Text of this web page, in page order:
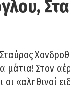
μάτια! Στον
«αληθινοί